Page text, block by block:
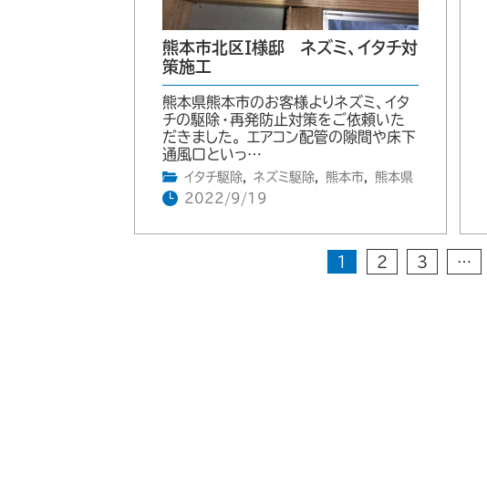
熊本市北区I様邸 ネズミ、イタチ対
策施工
熊本県熊本市のお客様よりネズミ、イタ
チの駆除・再発防止対策をご依頼いた
だきました。 エアコン配管の隙間や床下
通風口といっ…
イタチ駆除, ネズミ駆除, 熊本市,
熊本県
2022/9/19
1 2 3 …